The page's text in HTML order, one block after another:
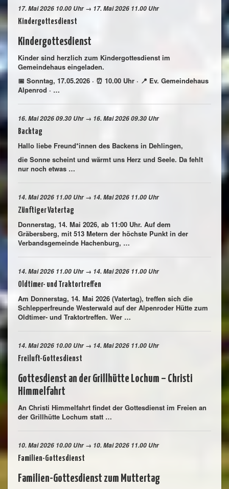
17. Mai 2026 10.00 Uhr → 17. Mai 2026 11.00 Uhr
Kindergottesdienst
Kindergottesdienst
Kinder sind herzlich zum Kindergottesdienst im
Gemeindehaus eingeladen.
📅 Sonntag, 17.05.2026 · ⏰ 10.00 Uhr · 📍 Ev. Gemeindehaus
Alpenrod · …
16. Mai 2026 09.30 Uhr → 16. Mai 2026 09.30 Uhr
Backtag
Hallo liebe Freund*innen des Backens in Dehlingen,
die Sonne scheint und wärmt uns Herz und Seele. Da fehlt
nur noch etwas …
14. Mai 2026 11.00 Uhr → 14. Mai 2026 11.00 Uhr
Zünftiger Vatertag
Donnerstag, 14. Mai 2026, ab 11:00 Uhr. Auf dem
Gräbersberg, mit 513 Metern der höchste Punkt in der
Verbandsgemeinde Hachenburg, …
14. Mai 2026 11.00 Uhr → 14. Mai 2026 11.00 Uhr
Oldtimer- und Traktortreffen
Am Donnerstag, 14. Mai 2026 (Vatertag), treffen sich die
Schlepperfreunde Westerwald auf der Alpenroder Hütte zum
Oldtimer- und Traktortreffen. Wer …
14. Mai 2026 10.00 Uhr → 14. Mai 2026 11.00 Uhr
Freiluft-Gottesdienst
Gottesdienst an der Grillhütte Lochum – Christi
Himmelfahrt
An Christi Himmelfahrt findet der Gottesdienst im Freien an
der Grillhütte Lochum statt …
10. Mai 2026 10.00 Uhr → 10. Mai 2026 11.00 Uhr
Familien-Gottesdienst
Familien-Gottesdienst zum Muttertag